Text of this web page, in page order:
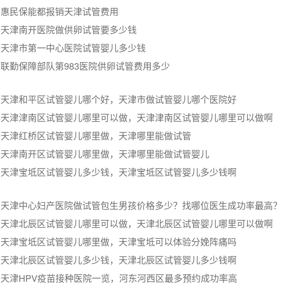
惠民保能都报销天津试管费用
天津南开医院做供卵试管要多少钱
天津市第一中心医院试管婴儿多少钱
联勤保障部队第983医院供卵试管费用多少
天津和平区试管婴儿哪个好，天津市做试管婴儿哪个医院好
天津津南区试管婴儿哪里可以做，天津津南区试管婴儿哪里可以做啊
天津红桥区试管婴儿哪里做，天津哪里能做试管
天津南开区试管婴儿哪里做，天津哪里能做试管婴儿
天津宝坻区试管婴儿多少钱，天津宝坻区试管婴儿多少钱啊
天津中心妇产医院做试管包生男孩价格多少？找哪位医生成功率最高？
天津北辰区试管婴儿哪里可以做，天津北辰区试管婴儿哪里可以做啊
天津宝坻区试管婴儿哪里做，天津宝坻可以体验分娩阵痛吗
天津北辰区试管婴儿多少钱，天津北辰区试管婴儿多少钱啊
天津HPV疫苗接种医院一览，河东河西区最多预约成功率高